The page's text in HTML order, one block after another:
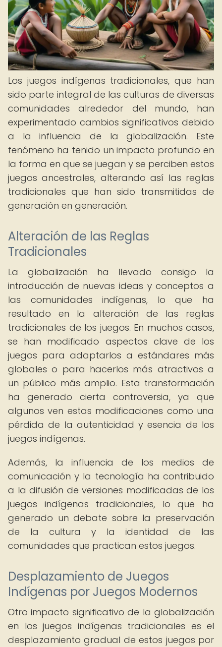
Los juegos indígenas tradicionales, que han
sido parte integral de las culturas de diversas
comunidades alrededor del mundo, han
experimentado cambios significativos debido
a la influencia de la globalización. Este
fenómeno ha tenido un impacto profundo en
la forma en que se juegan y se perciben estos
juegos ancestrales, alterando así las reglas
tradicionales que han sido transmitidas de
generación en generación.
Alteración de las Reglas
Tradicionales
La globalización ha llevado consigo la
introducción de nuevas ideas y conceptos a
las comunidades indígenas, lo que ha
resultado en la alteración de las reglas
tradicionales de los juegos. En muchos casos,
se han modificado aspectos clave de los
juegos para adaptarlos a estándares más
globales o para hacerlos más atractivos a
un público más amplio. Esta transformación
ha generado cierta controversia, ya que
algunos ven estas modificaciones como una
pérdida de la autenticidad y esencia de los
juegos indígenas.
Además, la influencia de los medios de
comunicación y la tecnología ha contribuido
a la difusión de versiones modificadas de los
juegos indígenas tradicionales, lo que ha
generado un debate sobre la preservación
de la cultura y la identidad de las
comunidades que practican estos juegos.
Desplazamiento de Juegos
Indígenas por Juegos Modernos
Otro impacto significativo de la globalización
en los juegos indígenas tradicionales es el
desplazamiento gradual de estos juegos por